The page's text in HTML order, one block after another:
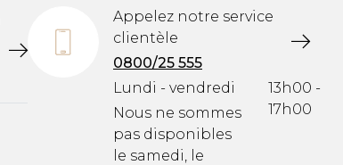
Appelez notre service
clientèle
0800/25 555
Lundi - vendredi
Nous ne sommes
pas disponibles
le samedi, le
13h00 -
17h00